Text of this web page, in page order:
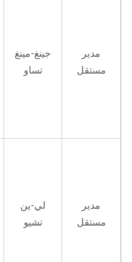
مدير
مستقل
جينغ-مينغ
تساو
مدير
مستقل
لي-ين
تشيو